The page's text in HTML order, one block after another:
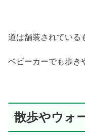
道は舗装されている
ベビーカーでも歩き
散歩やウォ